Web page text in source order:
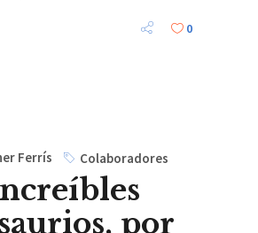
0
Ferrís Colaboradores
por